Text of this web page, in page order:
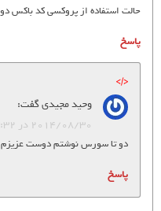
حالت استفاده از پروکسی کد باکس
پاسخ
وحید مجیدیگفت:
2014/08/30 در 13:32
دو تا سورس نوشتم دوست عزیزم
پاسخ